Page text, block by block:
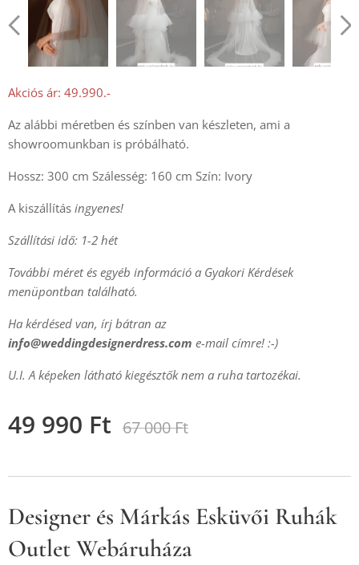
Akciós ár: 49.990.-
Az alábbi méretben és színben van készleten, ami a
showroomunkban is próbálható.
Hossz: 300 cm Szálesség: 160 cm Szín: Ivory
A kiszállítás ingyenes!
Szállítási idő: 1-2 hét
További méret és egyéb információ a Gyakori Kérdések
menüpontban található.
Ha kérdésed van, írj bátran az
info@weddingdesignerdress.com e-mail címre! :-)
U.I. A képeken látható kiegésztők nem a ruha tartozékai.
49 990 Ft 67 000Ft
Designer és Márkás Esküvői Ruhák
Outlet Webáruháza